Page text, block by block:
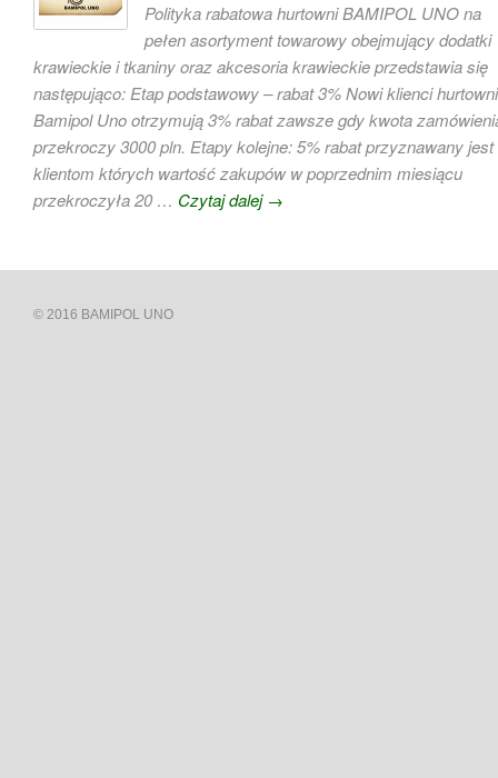
Polityka rabatowa hurtowni BAMIPOL UNO na
pełen asortyment towarowy obejmujący dodatki
krawieckie i tkaniny oraz akcesoria krawieckie przedstawia się
następująco: Etap podstawowy – rabat 3% Nowi klienci hurtowni
Bamipol Uno otrzymują 3% rabat zawsze gdy kwota
przekroczy 3000 pln. Etapy kolejne: 5% rabat przyznawany jest
klientom których wartość zakupów w poprzednim miesiącu
przekroczyła 20 … Czytaj dalej →
© 2016 BAMIPOL UNO